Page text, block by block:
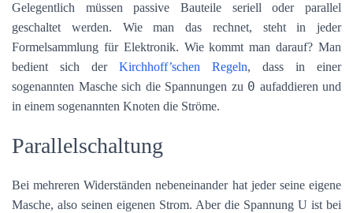
Gelegentlich müssen passive Bauteile seriell oder parallel
geschaltet werden. Wie man das rechnet, steht in jeder
Formelsammlung für Elektronik. Wie kommt man darauf? Man
bedient sich der Kirchhoff’schen Regeln, dass in einer
sogenannten Masche sich die Spannungen zu 0 aufaddieren und
in einem sogenannten Knoten die Ströme.
Parallelschaltung
Bei mehreren Widerständen nebeneinander hat jeder seine eigene
Masche, also seinen eigenen Strom. Aber die Spannung U ist bei